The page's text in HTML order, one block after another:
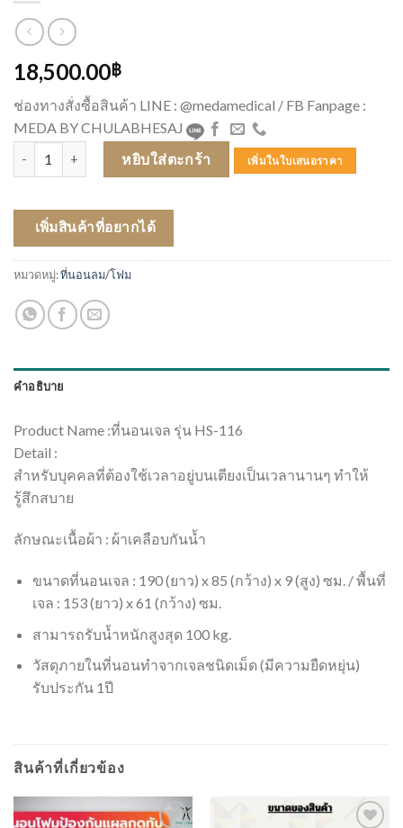
18,500.00฿
ช่องทางสั่งซื้อสินค้า LINE : @medamedical / FB Fanpage :
MEDA BY CHULABHESAJ
จำนวน ที่นอนเจล รุ่น HS-116 (SEKURE) ชิ้น
หยิบใส่ตะกร้า เพิ่มในใบเสนอราคา
เพิ่มสินค้าที่อยากได้
หมวดหมู่:ที่นอนลม/โฟม
คำอธิบาย
Product Name :ที่นอนเจล รุ่น HS-116
Detail :
สำหรับบุคคลที่ต้องใช้เวลาอยู่บนเตียงเป็นเวลานานๆ ทำให้
รู้สึกสบาย
ลักษณะเนื้อผ้า : ผ้าเคลือบกันน้ำ
ขนาดที่นอนเจล : 190 (ยาว) x 85 (กว้าง) x 9 (สูง) ซม. / พื้นที่
เจล : 153 (ยาว) x 61 (กว้าง) ซม.
สามารถรับน้ำหนักสูงสุด 100 kg.
วัสดุภายในที่นอนทำจากเจลชนิดเม็ด (มีความยืดหยุ่น)
รับประกัน 1ปี
สินค้าที่เกี่ยวข้อง